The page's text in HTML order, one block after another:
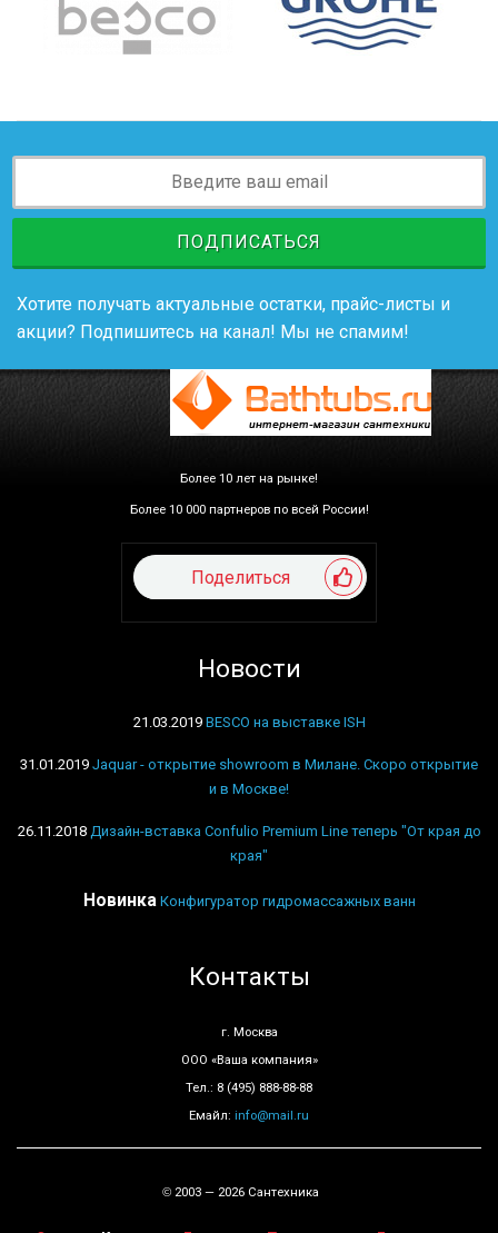
ПОДПИСАТЬСЯ
Хотите получать актуальные остатки, прайс-листы и
акции? Подпишитесь на канал! Мы не спамим!
Более 10 лет на рынке!
Более 10 000 партнеров по всей России!
Поделиться
Новости
21.03.2019 BESCO на выставке ISH
31.01.2019 Jaquar - открытие showroom в Милане. Скоро открытие
и в Москве!
26.11.2018 Дизайн-вставка Confulio Premium Line теперь "От края до
края"
Новинка Конфигуратор гидромассажных ванн
Контакты
г. Москва
ООО «Ваша компания»
Тел.: 8 (495) 888-88-88
Емайл: info@mail.ru
© 2003 — 2026 Сантехника